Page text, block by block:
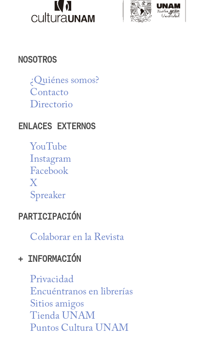
NOSOTROS
¿Quiénes somos?
Contacto
Directorio
ENLACES EXTERNOS
YouTube
Instagram
Facebook
X
Spreaker
PARTICIPACIÓN
Colaborar en la Revista
+ INFORMACIÓN
Privacidad
Encuéntranos en librerías
Sitios amigos
Tienda UNAM
Puntos Cultura UNAM